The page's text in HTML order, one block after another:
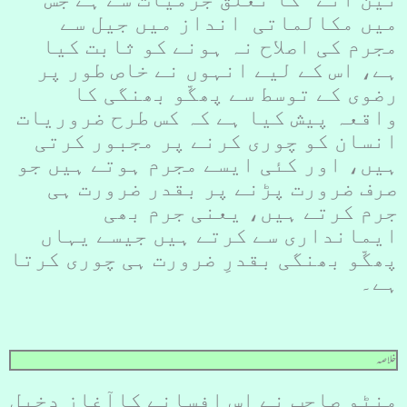
میں مکالماتی انداز میں جیل سے
مجرم کی اصلاح نہ ہونے کو ثابت کیا
ہے، اس کے لیے انہوں نے خاص طور پر
رضوی کے توسط سے پھگّو بھنگی کا
واقعہ پیش کیا ہے کہ کس طرح ضروریات
انسان کو چوری کرنے پر مجبور کرتی
ہیں، اور کئی ایسے مجرم ہوتے ہیں جو
صرف ضرورت پڑنے پر بقدر ضرورت ہی
جرم کرتے ہیں، یعنی جرم بھی
ایمانداری سے کرتے ہیں جیسے یہاں
پھگّو بھنگی بقدرِ ضرورت ہی چوری کرتا
ہے۔
خلاصہ
منٹو صاحب نے اس افسانے کاآغاز دخیل